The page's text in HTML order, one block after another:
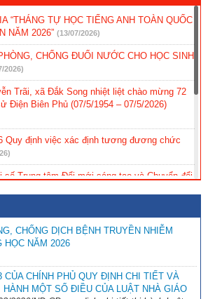
“THÁNG TỰ HỌC TIẾNG ANH TOÀN QUỐC
NĂM 2026” (13/07/2026)
CHỐNG ĐUỐI NƯỚC CHO HỌC SINH
2026)
Trãi, xã Đắk Song nhiệt liệt chào mừng 72
Điện Biên Phủ (07/5/1954 – 07/5/2026)
Quy định việc xác định tương đương chức
số Trung tâm Đổi mới sáng tạo và Chuyển đổi
TRIỂN KHAI MÔ HÌNH “CỔNG
THÔNG” TẠI TRƯỜNG THCS NGUYỄN
Trãi Hướng dẫn tham gia thử thách trực
05/2026)
TRÃI HƯỚNG DẪN SỬ DỤNG BỘ
CHỐNG DỊCH BỆNH TRUYỀN NHIỄM
HỌC NĂM 2026
CỦA CHÍNH PHỦ QUY ĐỊNH CHI TIẾT VÀ
HÀNH MỘT SỐ ĐIỀU CỦA LUẬT NHÀ GIÁO